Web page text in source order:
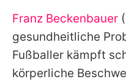
Franz Beckenbauer
gesundheitliche
Fußballer kämpft
körperliche